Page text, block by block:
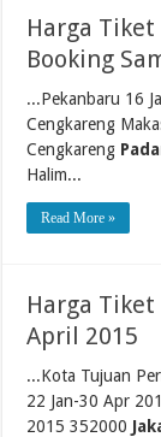
Harga
Booking
...Pekanbaru 16
Cengkareng
Cengkareng
Halim...
Read More »
Harga
April 2015
...Kota Tujuan
22 Jan-30 Apr
2015 352000